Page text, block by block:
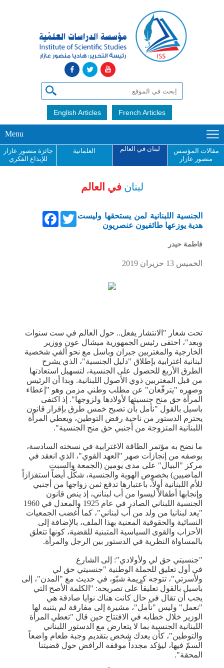
English Articles French Articles
Menu
مقالات المؤسس
منصور عازار
لبنان في العالم العلمانية
جائزة منصور عازار
للإبداع الفكري
لبنان في العالم
FacebookTwitter الجنسية اللبنانية لمن يستحقها وليست
هدية يوزعها طائفيون عنصريون
فاطمة حيدر
الخميس 13 حزيران 2019
تحت شعار "الانتشار يفعل.. حول العالم في ست سنوات
وبعد"، احتفى رئيس الجمهورية ميشال عون ووزير
الخارجية والمغتربين جبران وباسل مع نحو ألفي شخصية
لبنانية اغترابية بإطلاق "دليل الجنسية"، الذي يشرح
الطرق الأربع للحصول على الجنسية، لتسهيل استعادتها
من قبل المغتربين ذوي الأصول اللبنانية. وبدا أن الرئيس
وصهره "يترفّعان" عن مطلب وطني مزمن وهو "إعطاء
المرأة حق منح جنسيتها لأولادها ولزوجها". إذ اكتفى
باسيل بالقول "نأمل بأن تصبح خمس طرق بإقرار قانون
يحترم الدستور من ناحية رفض التوطين، ويعطي المرأة
اللبنانية المتزوجة من أجنبي حق منح الجنسية".
ما نضح به مؤتمر الطاقة الاغترابية في نسخته السادسة،
بوصفه من إنجازات صهر "العهد القوي"، الذي انعقد في
مركز "البيال" على مدى يومين (الجمعة والسبت
الماضيين) بخصوص الهوية والجنسية، شكّل أيضاً استفزازاً
للأم اللبنانية أولاً، باعتبارها تدفع ثمن زواجها من أجنبي
وإنجابها أطفالاً ليسوا من أب لبناني، إذ ينص قانون
الجنسية اللبناني الصادر في عام 1925 والمعدل في 1960
"يعد لبنانيا من ولد من أب لبناني"، كما أغضب الجمعيات
النسائية والحقوقية المعنية بهذا الملف، بالإضافة إلى
الأحزاب والقوى السياسية المتبنية للقضية، كونها تتعلق
بالمساواة النظرية في الدستور بين الرجل والمرأة.
"جنسيتي حق لي ولأولادي": إلى الشارع
في أول تعليق للحملة الوطنية "جنسيتي حق لي
ولأسرتي"، تتوجه كريمة شبّو، في حديث مع "المدن"، إلى
باسيل بالقول تعليقاً على تصريحه: "الكلمة الأصح التي
يجب أن تقال في حال كانت هناك نوايا صادقة هي
"نعمل" وليس "نأمل"، مشيرة إلى مفارقة لم يتنبه لها
الوزير خلال خطابه في الافتتاح حين قال "تعطي المرأة
اللبنانية الجنسية بما لا يتعارض مع الدستور اللبناني
والتوطين"، كأن يعدك شخص بتقديم وجبة طعام واضعاً
السمّ فيها، ليؤكد مجدداً موقفه الرافض حول قضيتنا
المحقة".